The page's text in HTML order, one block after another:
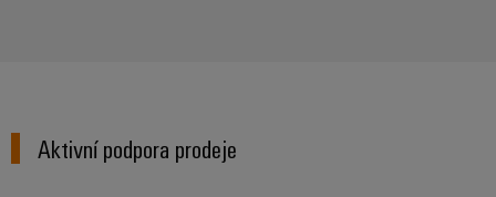
Aktivní podpora prodeje